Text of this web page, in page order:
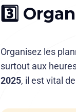
3️⃣
Organisez les
surtout aux
2025, il est vital